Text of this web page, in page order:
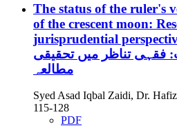
The status of the ruler's
of the crescent moon:
jurisprudential
فقہی تناظر میں تحقیقی
مطالعہ
Syed Asad Iqbal Zaidi, Dr.
115-128
PDF